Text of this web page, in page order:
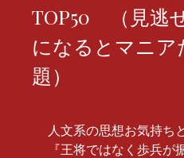
TOP50 （見逃
になるとマニ
題）
人文系の思想お気持ち
『王将ではなく歩兵が